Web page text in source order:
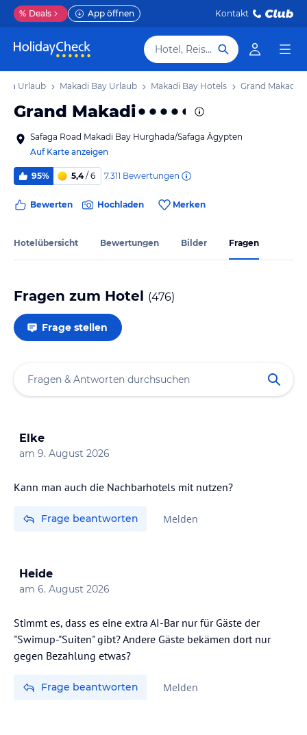
% Deals App öffnen Kontakt
Hotel, Reiseziel
Urlaub Makadi Bay Urlaub Makadi Bay Hotels Grand Makadi
Grand Makadi
Safaga Road Makadi Bay Hurghada/Safaga Ägypten
Auf Karte anzeigen
95% 5,4/ 6 7.311 Bewertungen
Bewerten Hochladen Merken
Hotelübersicht Bewertungen Bilder Fragen
Fragen zum Hotel (476)
Frage stellen
Elke
am 9. August 2026
Kann man auch die Nachbarhotels mit nutzen?
Frage beantworten Melden
Heide
am 6. August 2026
Stimmt es, dass es eine extra AI-Bar nur für Gäste der
"Swimup-"Suiten" gibt? Andere Gäste bekämen dort nur
gegen Bezahlung etwas?
Frage beantworten Melden